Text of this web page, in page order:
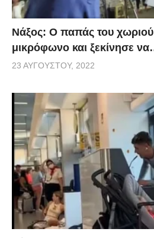
Νάξος: Ο παπάς του χωριού
μικρόφωνο και ξεκίνησε
23 ΑΥΓΟΎΣΤΟΥ, 2022